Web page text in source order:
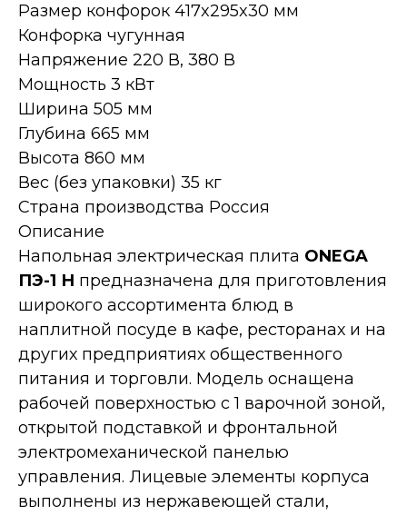
Размер конфорок 417x295x30 мм
Конфорка чугунная
Напряжение 220 В, 380 В
Мощность 3 кВт
Ширина 505 мм
Глубина 665 мм
Высота 860 мм
Вес (без упаковки) 35 кг
Страна производства Россия
Описание
Напольная электрическая плита ONEGA
ПЭ-1 Н предназначена для приготовления
широкого ассортимента блюд в
наплитной посуде в кафе, ресторанах и на
других предприятиях общественного
питания и торговли. Модель оснащена
рабочей поверхностью с 1 варочной зоной,
открытой подставкой и фронтальной
электромеханической панелью
управления. Лицевые элементы корпуса
выполнены из нержавеющей стали,